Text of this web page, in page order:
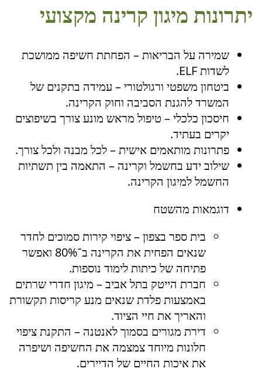
יתרונות מיגון קרינה מקצועי
שמירה על הבריאות – הפחתת חשיפה ממושכת
לשדות ELF.
ביטחון משפטי ורגולטורי – עמידה בתקנים של
המשרד להגנת הסביבה וחוק הקרינה.
חיסכון כלכלי – טיפול מראש מונע צורך בשיפוצים
יקרים בעתיד.
פתרונות מותאמים אישית – לכל מבנה ולכל צורך.
שילוב ידע בחשמל וקרינה – התאמה בין תשתיות
החשמל למיגון הקרינה.
דוגמאות מהשטח
בית ספר בצפון – ציפוי קירות סמוכים לחדר
שנאים הפחית את הקרינה ב־80% ואפשר
פתיחה של כיתות לימוד נוספות.
חברת הייטק בתל אביב – מיגון חדרי שרתים
באמצעות פלדת שנאים מנע קריסות תקשורת
והאריך את חיי הציוד.
דירת מגורים בסמוך לאנטנה – התקנת ציפוי
חלונות מיוחד צמצמה את החשיפה ושיפרה
את איכות החיים של הדיירים.